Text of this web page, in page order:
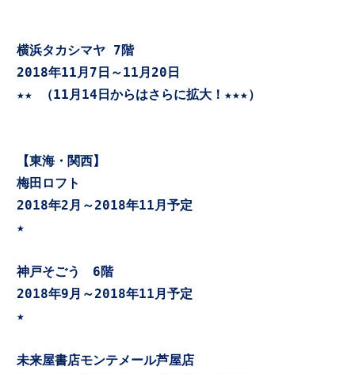
横浜タカシマヤ 7階
2018年11月7日～11月20日
★★ （11月14日からはさらに拡大！★★★）
【東海・関西】
梅田ロフト
2018年2月～2018年11月予定
★
神戸そごう　6階
2018年9月～2018年11月予定
★
未来屋書店モンテメール芦屋店